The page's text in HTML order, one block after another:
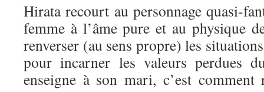
Hirata recourt au personnage quasi-
femme à l’âme pure et au physique
renverser (au sens propre) les
pour incarner les valeurs perdues
enseigne à son mari, c’est